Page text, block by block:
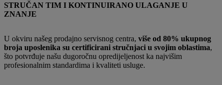
STRUČAN TIM I KONTINUIRANO ULAGANJE U
ZNANJE
U okviru našeg prodajno servisnog centra, više od 80% ukupnog
broja uposlenika su certificirani stručnjaci u svojim oblastima,
što potvrđuje našu dugoročnu opredijeljenost ka najvišim
profesionalnim standardima i kvaliteti usluge.